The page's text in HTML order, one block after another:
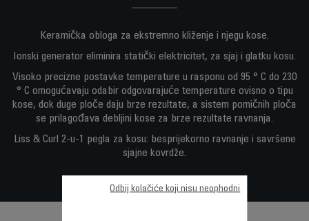
Keramička obloga za ekstremno kliženje i njegu kose.
Ionski generator eliminira statički elektricitet, za sjaj i glatku kosu.
Visoko precizne postavke temperature u rasponu od 95 ° C do 230
° C omogućavaju odabir odgovarajuće temperature ovisno o tipu
kose, dok duge ploče daju brze rezultate, a sistem pomičnih ploča
se prilagođava debljini kose za brze rezultate ravnanja.
Liss & Curl 2-u-1 pegla za kosu: besprijekorno ravnanje i savršene
sjajne kovrdže.
Odbij kolačiće koji nisu neophodni